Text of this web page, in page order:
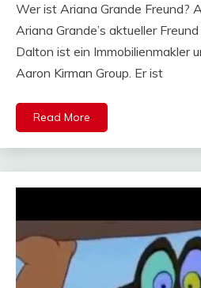
Wer ist Ariana Grande Freund?
Ariana Grande’s aktueller
Dalton ist ein Immobilienmakler
Aaron Kirman Group. Er ist
Read More